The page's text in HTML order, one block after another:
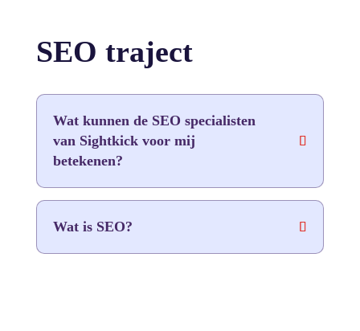
SEO traject
Wat kunnen de SEO specialisten
van Sightkick voor mij
betekenen?
Wat is SEO?